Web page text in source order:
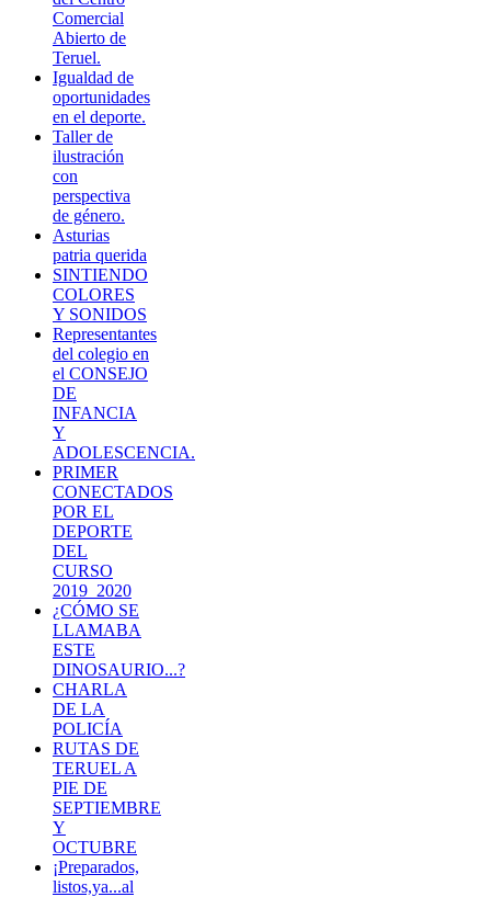
Comercial
Abierto de
Teruel.
Igualdad de
oportunidades
en el deporte.
Taller de
ilustración
con
perspectiva
de género.
Asturias
patria querida
SINTIENDO
COLORES
Y SONIDOS
Representantes
del colegio en
el CONSEJO
DE
INFANCIA
Y
ADOLESCENCIA.
PRIMER
CONECTADOS
POR EL
DEPORTE
DEL
CURSO
2019_2020
¿CÓMO SE
LLAMABA
ESTE
DINOSAURIO...?
CHARLA
DE LA
POLICÍA
RUTAS DE
TERUEL A
PIE DE
SEPTIEMBRE
Y
OCTUBRE
¡Preparados,
listos,ya...al